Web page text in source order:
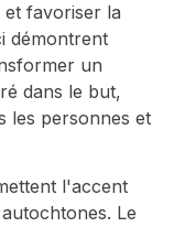
favoriser la
démontrent
un
dans le but,
les personnes et
l'accent
Le